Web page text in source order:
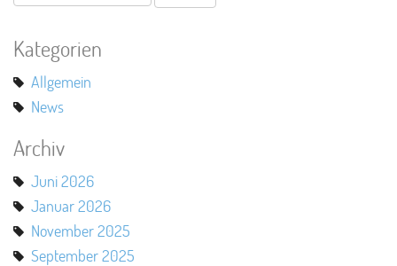
nach:
Kategorien
Allgemein
News
Archiv
Juni 2026
Januar 2026
November 2025
September 2025